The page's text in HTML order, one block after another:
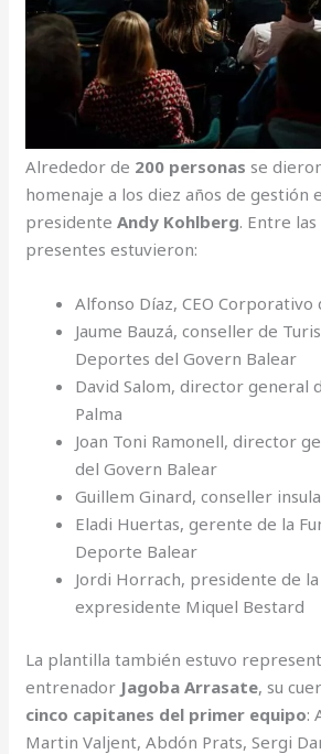
Alrededor de 200 personas se
homenaje a los diez años de gestión
presidenteAndy Kohlberg. Entre
presentes estuvieron:
Alfonso Díaz, CEO Corporativo
Jaume Bauzá, conseller de
Deportes del Govern Balear
David Salom, director general
Palma
Joan Toni Ramonell, director
del Govern Balear
Guillem Ginard, conseller
Eladi Huertas, gerente de la
Deporte Balear
Jordi Horrach, presidente de la
expresidente Miquel Bestard
La plantilla también estuvo
entrenador Jagoba Arrasate, su
cinco capitanes del primer equipo:
Martin Valjent, Abdón Prats, Sergi